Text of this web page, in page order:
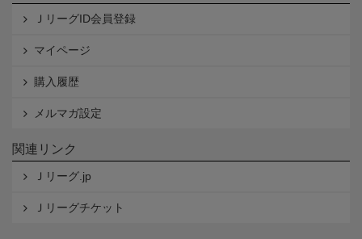
ＪリーグID会員登録
マイページ
購入履歴
メルマガ設定
関連リンク
Ｊリーグ.jp
Ｊリーグチケット